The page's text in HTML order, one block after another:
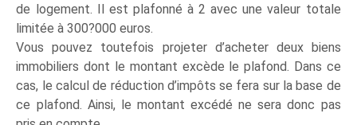
de logement. Il est plafonné à 2 avec une valeur totale
limitée à 300?000 euros.
Vous pouvez toutefois projeter d’acheter deux biens
immobiliers dont le montant excède le plafond. Dans ce
cas, le calcul de réduction d’impôts se fera sur la base de
ce plafond. Ainsi, le montant excédé ne sera donc pas